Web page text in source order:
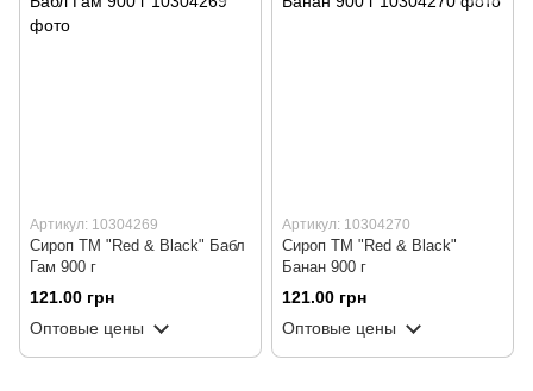
Артикул: 10304269
Сироп ТМ "Red & Black" Бабл
Гам 900 г
121.00 грн
Оптовые цены
Артикул: 10304270
Сироп ТМ "Red & Black"
Банан 900 г
121.00 грн
Оптовые цены